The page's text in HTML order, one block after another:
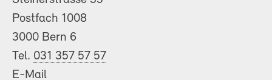
Postfach 1008
3000 Bern 6
Tel. 031 357 57 57
E-Mail